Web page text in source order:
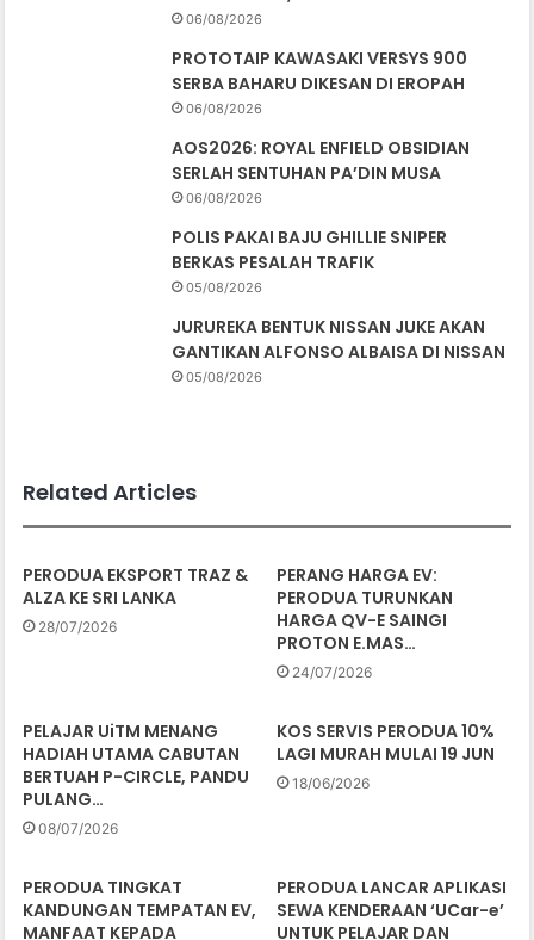
06/08/2026
PROTOTAIP KAWASAKI VERSYS 900
SERBA BAHARU DIKESAN DI EROPAH
06/08/2026
AOS2026: ROYAL ENFIELD OBSIDIAN
SERLAH SENTUHAN PA’DIN MUSA
06/08/2026
POLIS PAKAI BAJU GHILLIE SNIPER
BERKAS PESALAH TRAFIK
05/08/2026
JURUREKA BENTUK NISSAN JUKE AKAN
GANTIKAN ALFONSO ALBAISA DI NISSAN
05/08/2026
Related Articles
PERODUA EKSPORT TRAZ &
ALZA KE SRI LANKA
28/07/2026
PERANG HARGA EV:
PERODUA TURUNKAN
HARGA QV-E SAINGI
PROTON E.MAS…
24/07/2026
PELAJAR UiTM MENANG
HADIAH UTAMA CABUTAN
BERTUAH P-CIRCLE, PANDU
PULANG…
08/07/2026
KOS SERVIS PERODUA 10%
LAGI MURAH MULAI 19 JUN
18/06/2026
PERODUA TINGKAT
KANDUNGAN TEMPATAN EV,
MANFAAT KEPADA
PERODUA LANCAR APLIKASI
SEWA KENDERAAN ‘UCar-e’
UNTUK PELAJAR DAN